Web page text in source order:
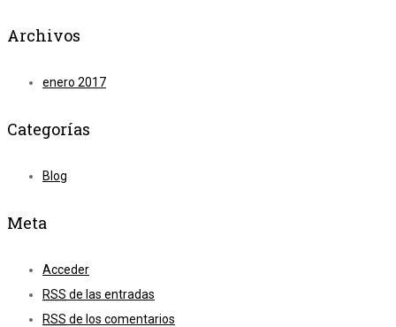
Archivos
enero 2017
Categorías
Blog
Meta
Acceder
RSS de las entradas
RSS de los comentarios